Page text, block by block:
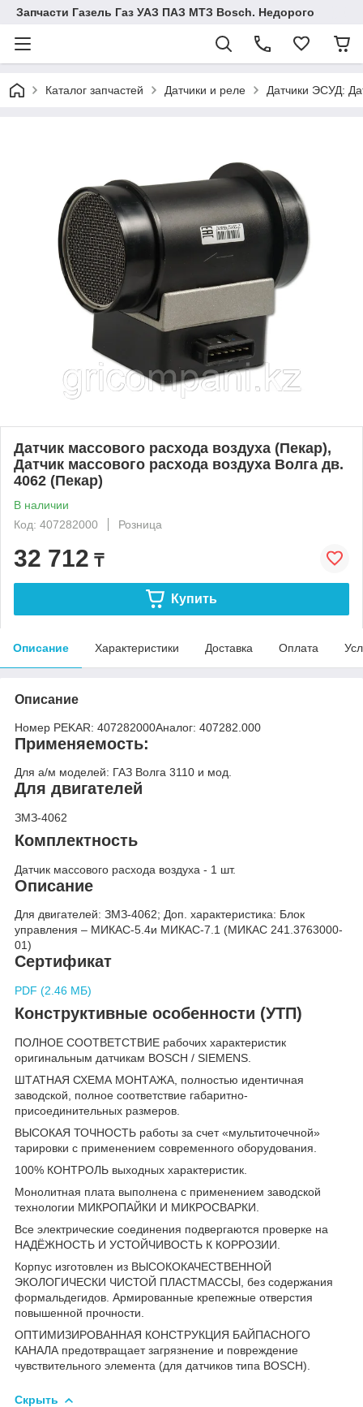
Запчасти Газель Газ УАЗ ПАЗ МТЗ Bosch. Недорого
Каталог запчастей Датчики и реле Датчики ЭСУД:
Датчик массового расхода воздуха (Пекар),
Датчик массового расхода воздуха Волга дв.
4062 (Пекар)
В наличии
Код: 407282000
Розница
32 712 ₸
Купить
Описание Характеристики Доставка Оплата
Описание
Номер PEKAR: 407282000Аналог: 407282.000
Применяемость:
Для а/м моделей: ГАЗ Волга 3110 и мод.
Для двигателей
ЗМЗ-4062
Комплектность
Датчик массового расхода воздуха - 1 шт.
Описание
Для двигателей: ЗМЗ-4062; Доп. характеристика: Блок
управления – МИКАС-5.4и МИКАС-7.1 (МИКАС 241.3763000-
01)
Сертификат
PDF (2.46 МБ)
Конструктивные особенности (УТП)
ПОЛНОЕ СООТВЕТСТВИЕ рабочих характеристик
оригинальным датчикам BOSCH / SIEMENS.
ШТАТНАЯ СХЕМА МОНТАЖА, полностью идентичная
заводской, полное соответствие габаритно-
присоединительных размеров.
ВЫСОКАЯ ТОЧНОСТЬ работы за счет «мультиточечной»
тарировки с применением современного оборудования.
100% КОНТРОЛЬ выходных характеристик.
Монолитная плата выполнена с применением заводской
технологии МИКРОПАЙКИ И МИКРОСВАРКИ.
Все электрические соединения подвергаются проверке на
НАДЁЖНОСТЬ И УСТОЙЧИВОСТЬ К КОРРОЗИИ.
Корпус изготовлен из ВЫСОКОКАЧЕСТВЕННОЙ
ЭКОЛОГИЧЕСКИ ЧИСТОЙ ПЛАСТМАССЫ, без содержания
формальдегидов. Армированные крепежные отверстия
повышенной прочности.
ОПТИМИЗИРОВАННАЯ КОНСТРУКЦИЯ БАЙПАСНОГО
КАНАЛА предотвращает загрязнение и повреждение
чувствительного элемента (для датчиков типа BOSCH).
Скрыть